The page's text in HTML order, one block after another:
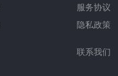
服务协议
隐私政策
联系我们